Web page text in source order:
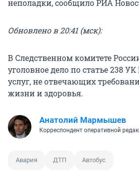
неполадки, сообщило РИА
Обновлено в 20:41 (мск):
В Следственном комитете
уголовное дело по статье 238
услуг, не отвечающих
жизни и здоровья.
Анатолий Мармышев
Корреспондент оперативной
Авария ДТП Автобус